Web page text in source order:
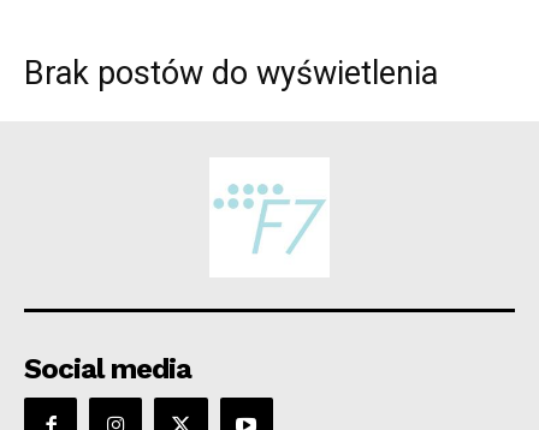
Brak postów do wyświetlenia
Social media